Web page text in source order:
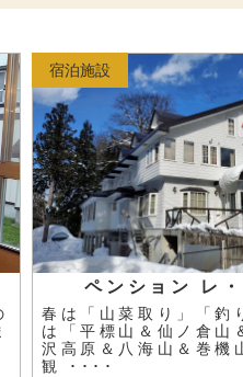
ペンション レ
春は「山菜取り」「釣
は「平標山＆仙ノ倉山
沢高原＆八海山＆巻機
観 ････
宿泊施設